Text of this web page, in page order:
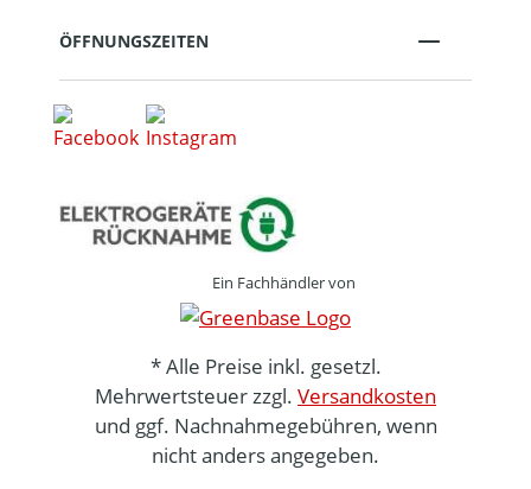
ÖFFNUNGSZEITEN
Ein Fachhändler von
* Alle Preise inkl. gesetzl.
Mehrwertsteuer zzgl. Versandkosten
und ggf. Nachnahmegebühren, wenn
nicht anders angegeben.